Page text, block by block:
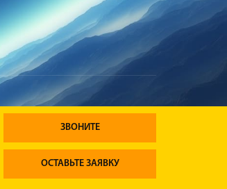
ЗВОНИТЕ
ОСТАВЬТЕ ЗАЯВКУ